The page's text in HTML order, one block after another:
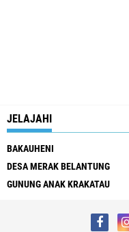
JELAJAHI
BAKAUHENI
DESA MERAK BELANTUNG
GUNUNG ANAK KRAKATAU